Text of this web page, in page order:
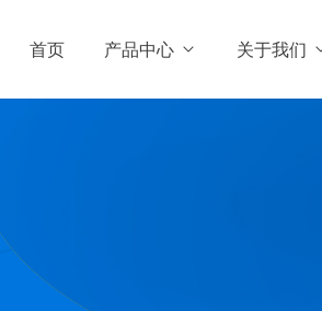
首页 产品中心 关于我们